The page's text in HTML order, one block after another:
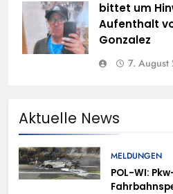
bittet um
Aufenthalt
Gonzalez
7. August
Aktuelle News
MELDUNGEN
POL-WI: